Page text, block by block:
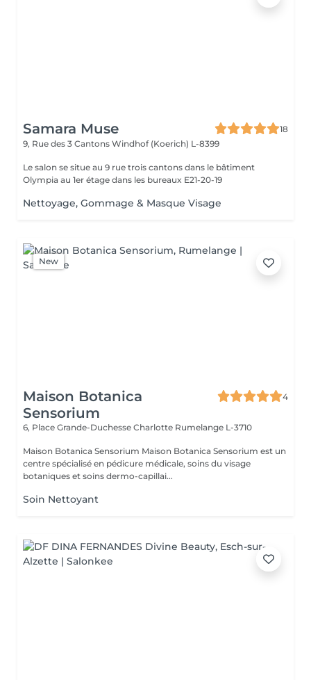
Samara Muse
18
9, Rue des 3 Cantons Windhof (Koerich) L-8399
Le salon se situe au 9 rue trois cantons dans le bâtiment
Olympia au 1er étage dans les bureaux E21-20-19
Nettoyage, Gommage & Masque Visage
New
Maison Botanica
Sensorium
4
6, Place Grande-Duchesse Charlotte Rumelange L-3710
Maison Botanica Sensorium Maison Botanica Sensorium est un
centre spécialisé en pédicure médicale, soins du visage
botaniques et soins dermo-capillai...
Soin Nettoyant